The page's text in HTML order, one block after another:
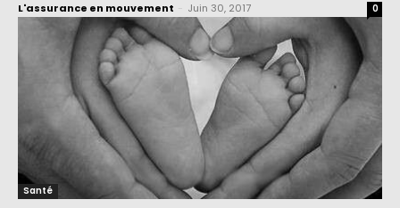
L'assurance en mouvement Juin 30, 2017 0
Santé